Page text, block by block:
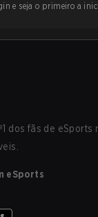
e seja o primeiro a
dos fãs de eSports
eSports